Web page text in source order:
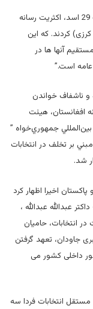
در گزارش جاودان آمده بود: “بعد از گذشت انتخابات 29 اسد، اکثریت رسانه
کردند. که این
آنها ها در
عامه است.”
ناشفاف خواندن
افغانستان، هيئت
جمهوري‌خواه ”
بر تخلف در انتخابات
شد.
پاکستان اخیرا اظهار کرد
عبدالله عبدالله ،
انتخابات، حامیان
جاودان، تعهد گرفتن
داخلی کشور می
مستقل انتخابات فردا سه